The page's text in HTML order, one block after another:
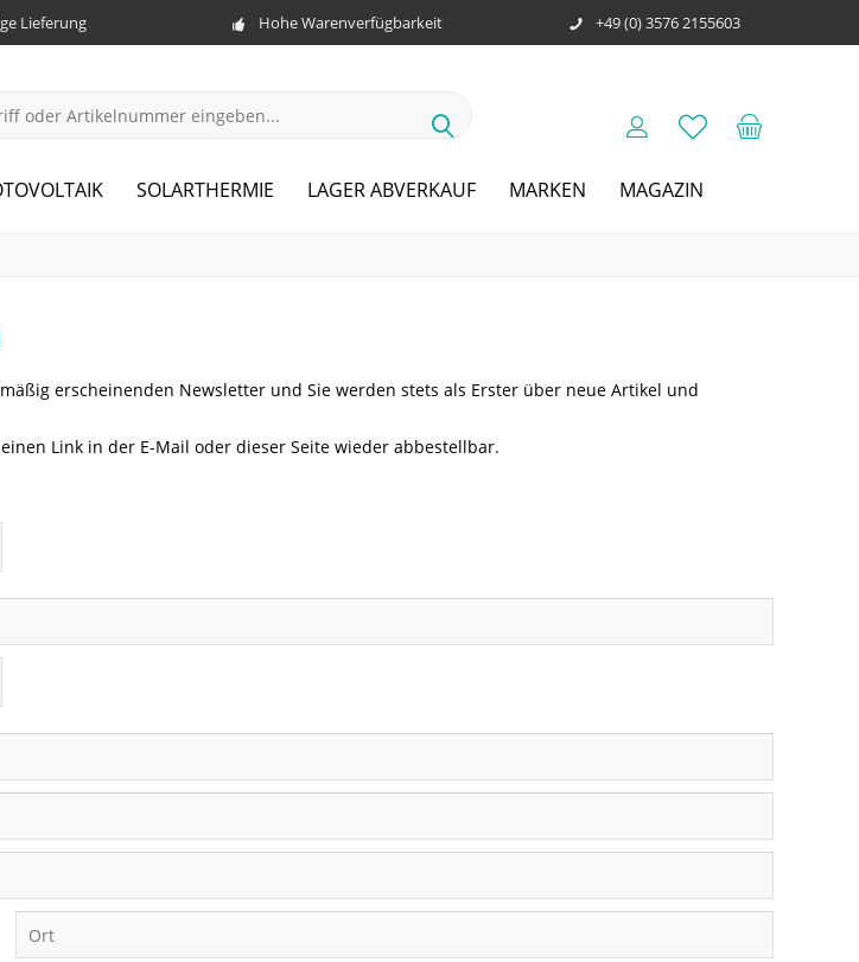
Lieferung Hohe Warenverfügbarkeit +49 (0) 3576 2155603
SOLARTHERMIE LAGER ABVERKAUF MARKEN MAGAZIN
erscheinenden Newsletter und Sie werden stets als Erster über neue Artikel und
Link in der E-Mail oder dieser Seite wieder abbestellbar.